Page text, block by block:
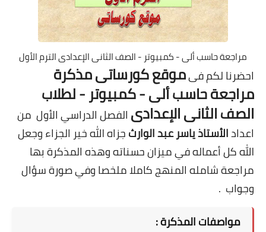
مراجعة حاسب ألى - كمبيوتر - الصف الثانى الإعدادى الترم الأول
احضرنا لكم فىموقع كورساتى مذكرة
مراجعة حاسب ألى - كمبيوتر - لطلاب
الصف الثانى الإعدادى الفصل الدراسي الأول من
اعدادالأستاذ ياسر عبد الوارثجزاه الله خير الجزاء وجعل
الله كل أعماله في ميزان حسناته وهذه المذكرة بها
مراجعة شامله المنهج كاملا ملخصا وفي صورة سؤال
وجواب .
مواصفات المذكرة :